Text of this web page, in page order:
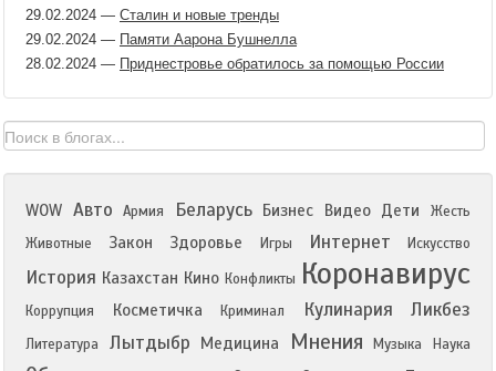
29.02.2024 — Сталин и новые тренды
29.02.2024 — Памяти Аарона Бушнелла
28.02.2024 — Приднестровье обратилось за помощью России
WOW Авто Армия Беларусь Бизнес Видео Дети
Жесть
Животные
Закон Здоровье Игры Интернет Искусство
История Казахстан Кино Конфликты Коронавирус
Коррупция Косметичка Криминал Кулинария Ликбез
Литература Лытдыбр Медицина Мнения Музыка Наука